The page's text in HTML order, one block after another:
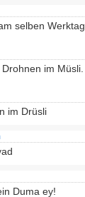
selben
im
im Drüsli
Duma ey!